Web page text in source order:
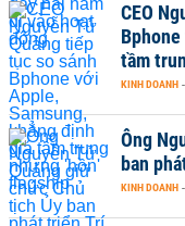
CEO
tầm
KINH DOANH -
Ông
ban
KINH DOANH -